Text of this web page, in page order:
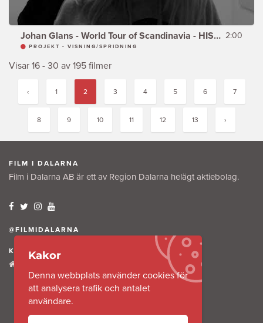
Johan Glans - World Tour of Scandinavia - HISSEN - 2:00
PROJEKT - VISNING/SPRIDNING
Visar 16 - 30 av 195 filmer
‹ 1 2 3 4 5 6 7
8 9 10 11 12 13 ›
FILM I DALARNA
Film i Dalarna AB är ett av Region Dalarna helägt aktiebolag.
@FILMIDALARNA
KONTAKTA OSS
791 31 Falun
Kakor
Denna webbplats använder cookies för
att analysera trafik och antalet
användare.